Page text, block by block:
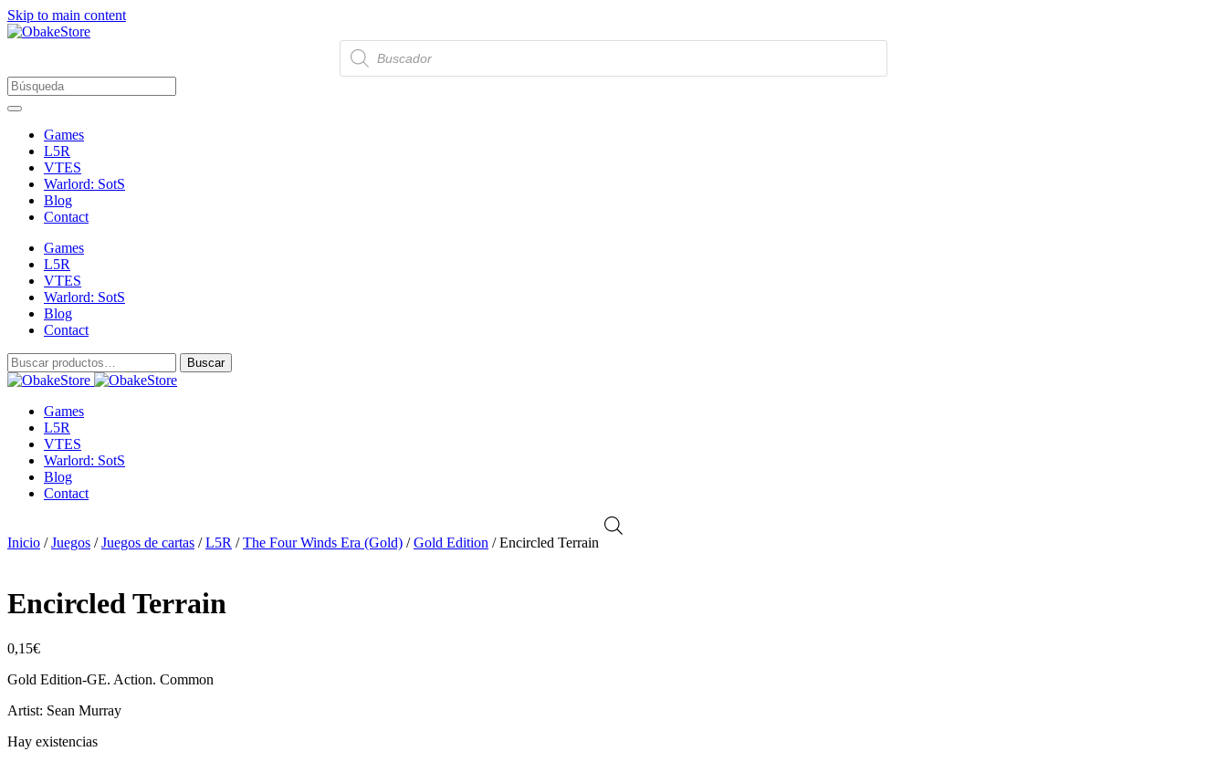
Skip to main content
Búsqueda
de
productos
Games
L5R
VTES
Warlord: SotS
Blog
Contact
Games
L5R
VTES
Warlord: SotS
Blog
Contact
Buscar
por:
Buscar
Games
L5R
VTES
Warlord: SotS
Blog
Contact
Inicio /Juegos /Juegos de cartas /L5R /The Four Winds Era (Gold) /Gold Edition / Encircled Terrain
Encircled Terrain
0,15€
Gold Edition-GE. Action. Common
Artist: Sean Murray
Hay existencias